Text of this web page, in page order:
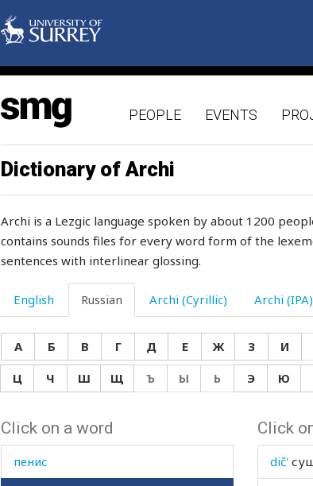
PEOPLE EVENTS
Dictionary of Archi
Archi is a Lezgic language spoken by about 1200
contains sounds files for every word form of the
sentences with interlinear glossing.
English Russian Archi (Cyrillic) Archi (IPA)
А Б В Г Д Е Ж З И
Ц
Ч Ш Щ Ъ Ы Ь Э Ю
Click on a word
патрон
пах
пахать
пахнуть
пахота
пачка
пачкать
пачкаться
пеленать
пена
пенал
пенис
Click
dič'